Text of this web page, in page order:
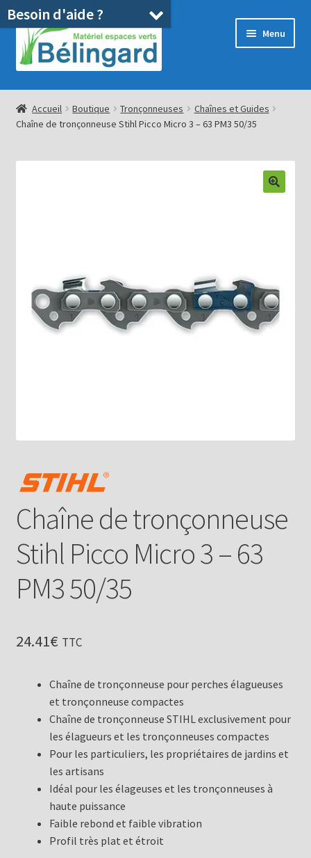
Aller
la
Aller
au
contenu
Menu
Accueil
Boutique
Location
Ouvrir
Accueil Boutique Tronçonneuses
Chaînes et Guides
Chaîne de tronçonneuse Stihl Picco Micro 3 – 63 PM3 50/35
Chaîne de tronçonneuse
Stihl Picco Micro 3 – 63
PM3 50/35
24.41€ TTC
Chaîne de tronçonneuse pour perches élagueuses
et tronçonneuse compactes
Chaîne de tronçonneuse STIHL exclusivement pour
les élagueurs et les tronçonneuses compactes
Pour les particuliers, les propriétaires de jardins et
les artisans
Idéal pour les élageuses et les tronçonneuses à
haute puissance
Faible rebond et faible vibration
Profil très plat et étroit
Besoin d'aide ?